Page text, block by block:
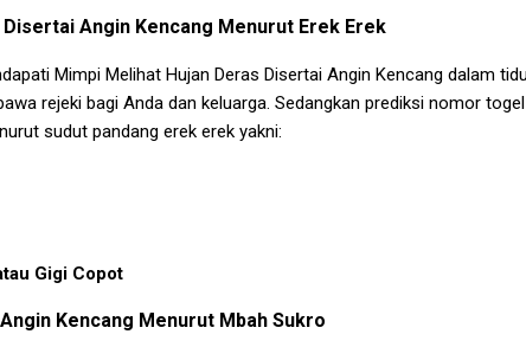
Angin Kencang Menurut Erek Erek
Mimpi Melihat Hujan Deras Disertai Angin Kencang dalam
rejeki bagi Anda dan keluarga. Sedangkan prediksi nomor
sudut pandang erek erek yakni:
Gigi Copot
Kencang Menurut Mbah Sukro